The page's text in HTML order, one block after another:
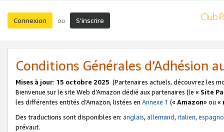
Connexion ou S’inscrire
Conditions Générales d’Adhésion
Mises à jour: 15 octobre 2025 (Partenaires actuels, découvrez les
Bienvenue sur le site Web d’Amazon dédié aux partenaires (le « Site
les différentes entités d’Amazon, listées en Annexe 1 (« Amazon» ou «
Des traductions sont disponibles en: anglais,allemand,italien,
prévaut.